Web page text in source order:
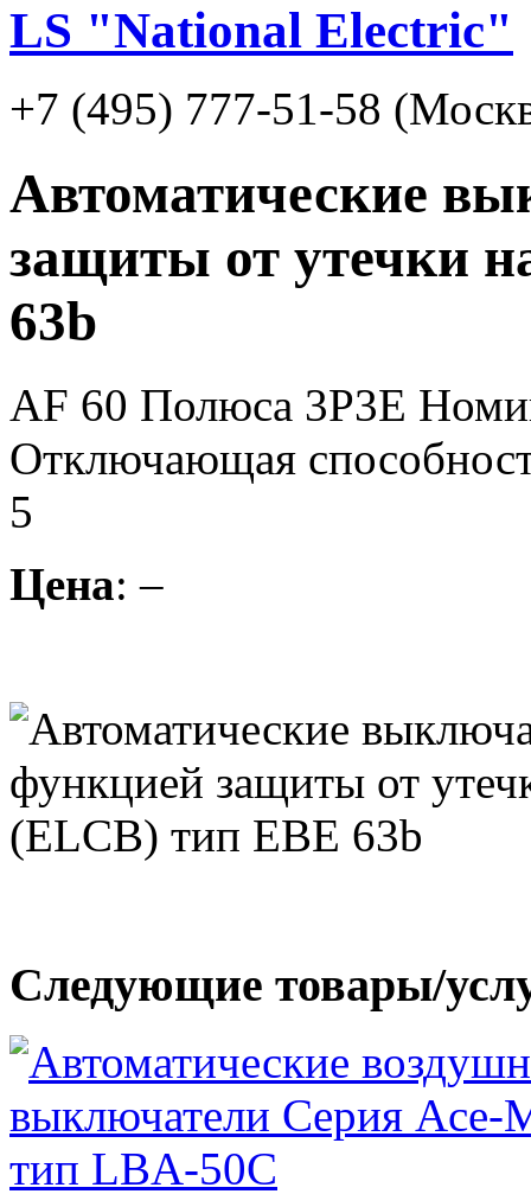
LS "National Electric"
+7 (495) 777-51-58
Автоматические
защиты от утечки
63b
AF 60 Полюса 3P3E
Отключающая
5
Цена: –
Следующие товары/